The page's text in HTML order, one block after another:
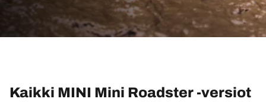
Kaikki MINI Mini Roadster -versiot